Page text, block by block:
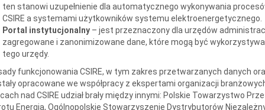
ten stanowi uzupełnienie dla automatycznego wykonywania
CSIRE a systemami użytkowników systemu elektroenergetycznego.
Portal instytucjonalny– jest przeznaczony dla urzędów
zagregowane i zanonimizowane dane, które mogą być
tego urzędy.
funkcjonowania CSIRE, w tym zakres przetwarzanych danych
opracowane we współpracy z ekspertami organizacji
nad CSIRE udział brały między innymi: Polskie Towarzystwo
Energią, Ogólnopolskie Stowarzyszenie Dystrybutorów